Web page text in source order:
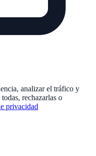
analizar el tráfico y
rechazarlas o
privacidad